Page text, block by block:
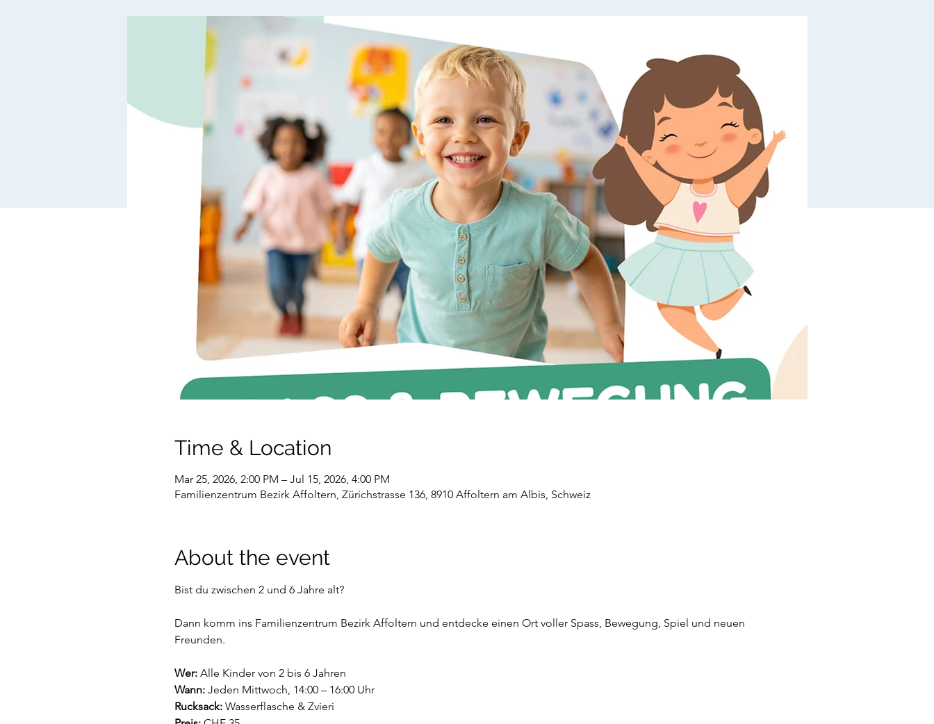
Time & Location
Mar 25, 2026, 2:00 PM – Jul 15, 2026, 4:00 PM
Familienzentrum Bezirk Affoltern, Zürichstrasse 136, 8910 Affoltern am Albis, Schweiz
About the event
Bist du zwischen 2 und 6 Jahre alt?
Dann komm ins Familienzentrum Bezirk Affoltern und entdecke einen Ort voller Spass, Bewegung, Spiel und neuen
Freunden.
Wer: Alle Kinder von 2 bis 6 Jahren
Wann: Jeden Mittwoch, 14:00 – 16:00 Uhr
Rucksack: Wasserflasche & Zvieri